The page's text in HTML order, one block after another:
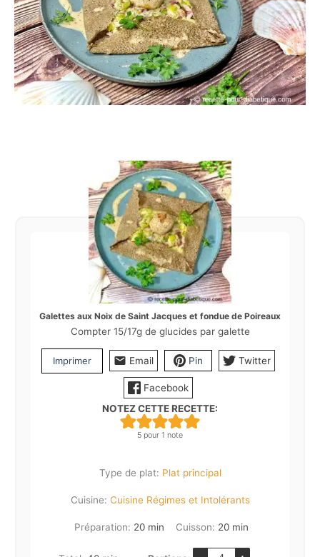
Galettes aux Noix de Saint Jacques et fondue de Poireaux
Compter 15/17g de glucides par galette
Imprimer Email Pin Twitter
Facebook
NOTEZ CETTE RECETTE:
5 pour 1 note
Type de plat: Plat principal
Cuisine: Cuisine Régimes et Intolérants
Préparation: 20minutes
min Cuisson: 20minutes
min